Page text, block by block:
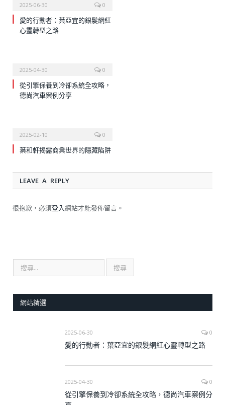
2025-06-30 0
愛的行動者：葉亞宜的銀髮網紅
心靈轉型之路
2025-04-30 0
從引擎保養到冷卻系統全攻略，
德尚汽車案例分享
2025-02-10 0
葉和軒揭露商業世界的隱藏陷阱
LEAVE A REPLY
很抱歉，必須登入網站才能發佈留言。
網站精選
2025-06-30 0
愛的行動者：葉亞宜的銀髮網紅心靈轉型之路
2025-04-30 0
從引擎保養到冷卻系統全攻略，德尚汽車案例分